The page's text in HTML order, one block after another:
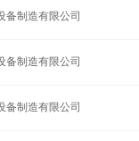
备制造有限公司
备制造有限公司
备制造有限公司